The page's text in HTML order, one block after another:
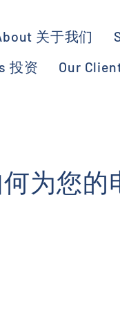
关于我们
投资
Our
为您的